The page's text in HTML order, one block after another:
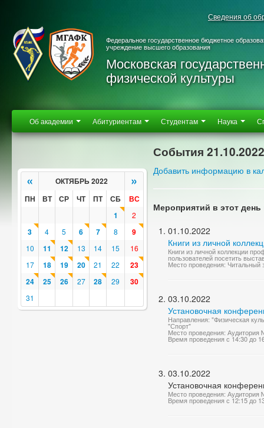
Сведения об
Федеральное государственное бюджетное
учреждение высшего образования
Московская
физической культуры
Об академии Абитуриентам Студентам Наука
« ОКТЯБРЬ 2022 »
ПН ВТ СР ЧТ ПТ СБ
ВС
1
2
3 4 5 6 7 8 9
10 11 12 13 14 15
16
17
18 19 20 21 22
23
24
25 26 27 28 29 30
31
События 21.10.2022
Добавить информацию в
Мероприятий в этот день
01.10.2022
Книги из личной
Книги из личной коллекции
пользователей посетить
Место проведения:
03.10.2022
Установочная
Направления: "Физическая
"Спорт"
Место проведения:
Время проведения с 14:30 до
03.10.2022
Установочная
Место проведения:
Время проведения с 12:15 до